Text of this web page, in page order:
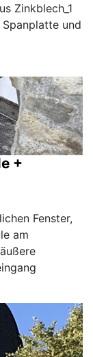
Zinkblech_1
und
+
Fenster,
am